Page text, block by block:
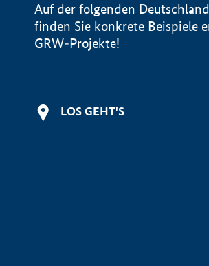
Auf der folgenden
finden Sie konkrete Beispiele
GRW-Projekte!
LOS GEHT'S